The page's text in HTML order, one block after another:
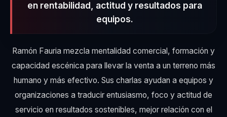
en rentabilidad, actitud y resultados para
equipos.
Ramón Fauria mezcla mentalidad comercial, formación y
capacidad escénica para llevar la venta a un terreno más
humano y más efectivo. Sus charlas ayudan a equipos y
organizaciones a traducir entusiasmo, foco y actitud de
servicio en resultados sostenibles, mejor relación con el